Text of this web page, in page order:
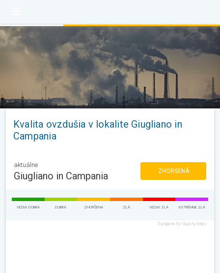
Kvalita ovzdušia v lokalite Giugliano in
Campania
aktuálne
Giugliano in Campania ZHORŠENÁ
VEĽMI DOBRÁ DOBRÁ ZHORŠENÁ ZLÁ VEĽMI ZLÁ EXTRÉMNE ZLÁ
European Air Quality Index